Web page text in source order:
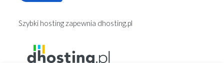
Szybki hosting zapewnia dhosting.pl